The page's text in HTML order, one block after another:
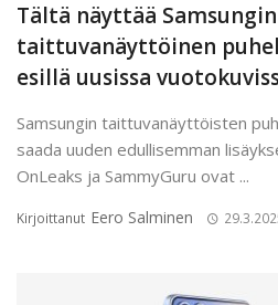
Tältä näyttää
taittuvanäyttöinen
esillä uusissa
Samsungin taittuvanäyttöisten
saada uuden edullisemman
OnLeaks ja SammyGuru ovat ...
Kirjoittanut Eero Salminen